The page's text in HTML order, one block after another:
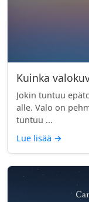
Kuinka
Jokin tuntuu
alle. Valo on
tuntuu ...
Lue lisää →